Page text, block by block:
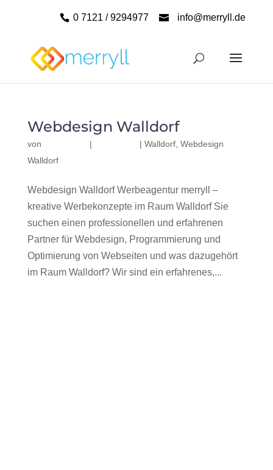
0 7121 / 9294977 info@merryll.de
Webdesign Walldorf
von | | Walldorf, Webdesign
Walldorf
Webdesign Walldorf Werbeagentur merryll –
kreative Werbekonzepte im Raum Walldorf Sie
suchen einen professionellen und erfahrenen
Partner für Webdesign, Programmierung und
Optimierung von Webseiten und was dazugehört
im Raum Walldorf? Wir sind ein erfahrenes,...